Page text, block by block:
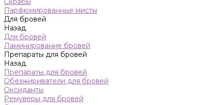
Парфюмированные мисты
Для бровей
Назад
Для бровей
Ламинирование бровей
Препараты для бровей
Назад
Препараты для бровей
Обезжириватели для бровей
Оксиданты
Ремуверы для бровей